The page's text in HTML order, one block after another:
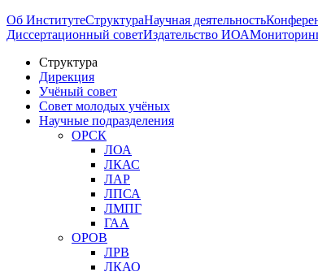
Об ИнститутеСтруктураНаучная деятельность
Диссертационный советИздательство ИОА
Структура
Дирекция
Учёный совет
Совет молодых учёных
Научные подразделения
ОРСК
ЛОА
ЛКАС
ЛАР
ЛПСА
ЛМПГ
ГАА
ОРОВ
ЛРВ
ЛКАО